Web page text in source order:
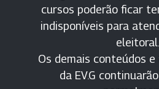
cursos poderão ficar
indisponíveis para
eleitoral.
Os demais conteúdos
da EV.G